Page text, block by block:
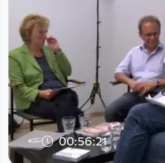
00:56:21